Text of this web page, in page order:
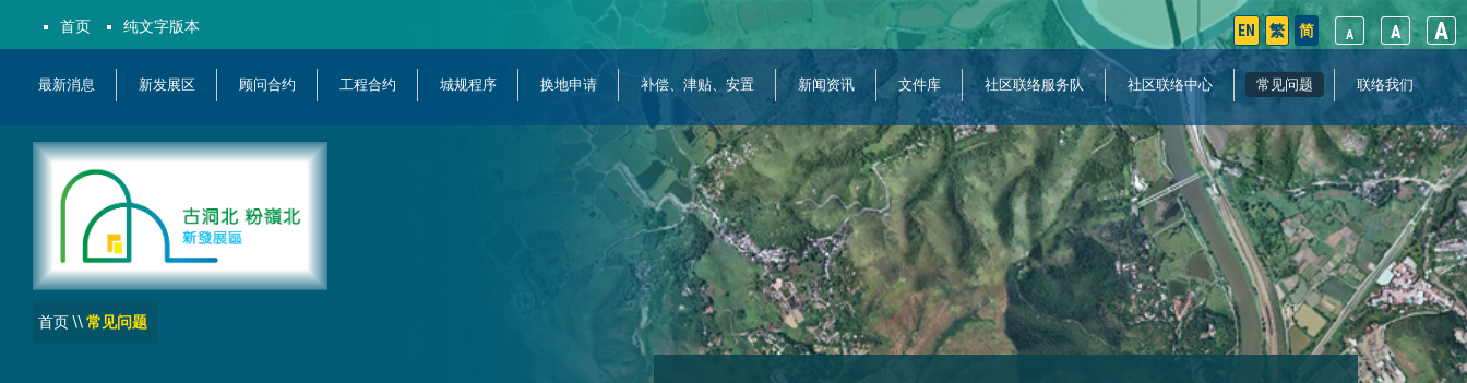
首页 纯文字版本 A
A
A
简
繁
EN
最新消息 新发展区 顾问合约 工程合约 城规程序 换地申请 补偿、津贴、安置 新闻资讯 文件库 社区联络服务队 社区联络中心 常见问题 联络我们
首页\\常见问题